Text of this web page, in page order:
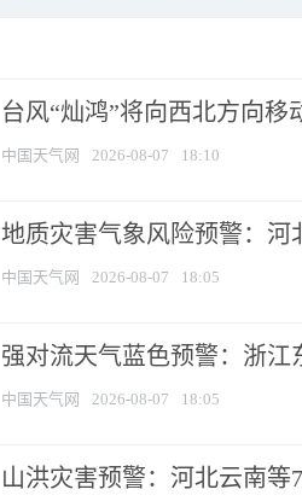
台风“灿鸿”将向西北方向移
中国天气网 2026-08-07 18:10
地质灾害气象风险预警：河
中国天气网 2026-08-07 18:05
强对流天气蓝色预警：浙江
中国天气网 2026-08-07 18:05
山洪灾害预警：河北云南